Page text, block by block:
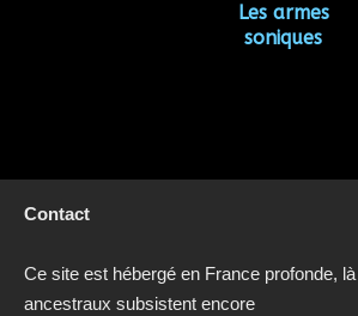
Les armes
soniques
Contact
Ce site est hébergé en France profonde,
ancestraux subsistent encore